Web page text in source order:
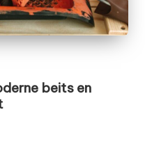
beits en